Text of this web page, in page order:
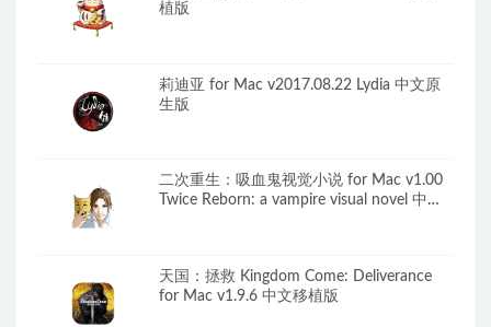
植版
莉迪亚 for Mac v2017.08.22 Lydia 中文原
生版
二次重生：吸血鬼视觉小说 for Mac v1.00
Twice Reborn: a vampire visual novel 中文
天国：拯救 Kingdom Come: Deliverance
for Mac v1.9.6 中文移植版